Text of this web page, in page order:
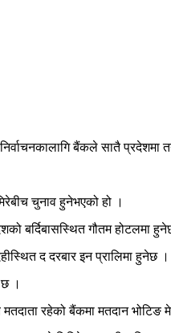
बैंकले सातै प्रदेशमा
चुनाव हुनेभएको हो ।
बर्दिबासस्थित गौतम होटलमा
द दरबार इन प्रालिमा हुनेछ ।
।
रहेको बैंकमा मतदान भोटिङ